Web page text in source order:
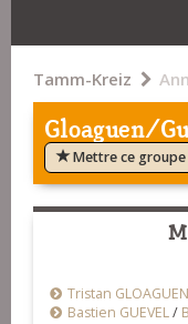
Tamm-Kreiz
Gloaguen/
Mettre ce
Tristan GLOAGUEN
Bastien GUEVEL/